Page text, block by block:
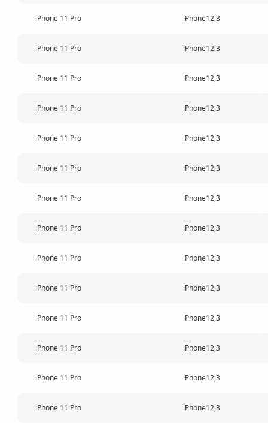
iPhone 11 Pro iPhone12,3
iPhone 11 Pro iPhone12,3
iPhone 11 Pro iPhone12,3
iPhone 11 Pro iPhone12,3
iPhone 11 Pro iPhone12,3
iPhone 11 Pro iPhone12,3
iPhone 11 Pro iPhone12,3
iPhone 11 Pro iPhone12,3
iPhone 11 Pro iPhone12,3
iPhone 11 Pro iPhone12,3
iPhone 11 Pro iPhone12,3
iPhone 11 Pro iPhone12,3
iPhone 11 Pro iPhone12,3
iPhone 11 Pro iPhone12,3